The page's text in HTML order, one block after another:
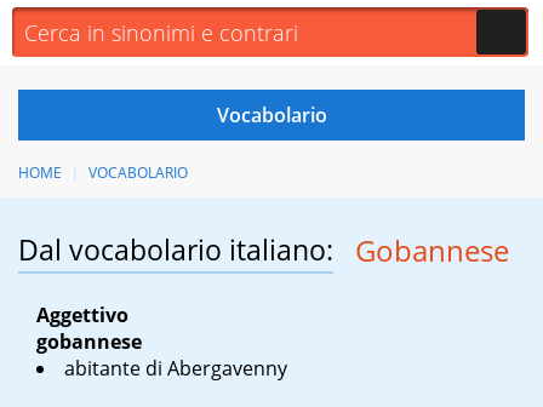
HOME VOCABOLARIO
Dal vocabolario italiano: Gobannese
Aggettivo
gobannese
abitante di Abergavenny